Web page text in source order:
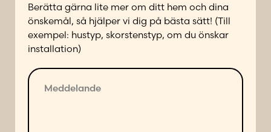
d
p
å
f
ö
l
Berätta gärna lite mer om ditt hem och dina
önskemål, så hjälper vi dig på bästa sätt! (Till
exempel: hustyp, skorstenstyp, om du önskar
installation)
M